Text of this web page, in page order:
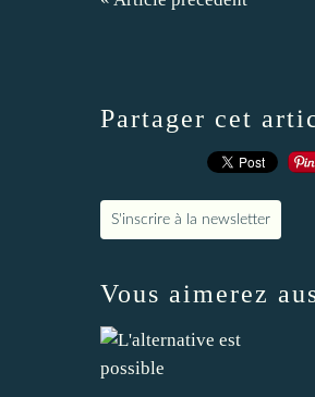
Partager cet
S'inscrire à la newsletter
Vous aimerez